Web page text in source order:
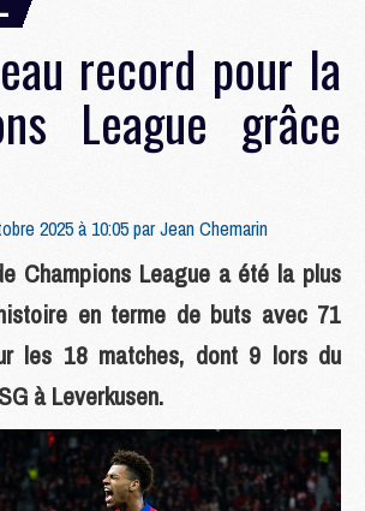
record pour la
League grâce
2025 à 10:05 parJean Chemarin
Champions League a été la plus
en terme de buts avec 71
les 18 matches, dont 9 lors du
à Leverkusen.